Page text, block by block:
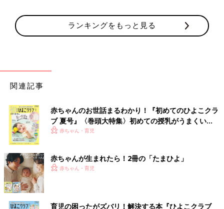
ランキングをもっと見る
関連記事
赤ちゃんのお世話まるわかり！『初めてのひよこクラ
ブ 夏号』〈巻頭大特集〉初めての授乳がうまくい
く！ おっぱい・ミルクの基本と夏のトラブル 解決テ
赤ちゃん・育児
赤ちゃんが生まれたら！2冊の「たまひよ」
赤ちゃん・育児
育児の困ったがズバリ！解決する本『ひよこクラブ